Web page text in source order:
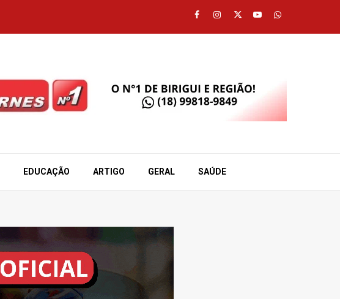
Facebook
Instagram
TwitterYoutubeWhatsapp
EDUCAÇÃO ARTIGO GERAL SAÚDE